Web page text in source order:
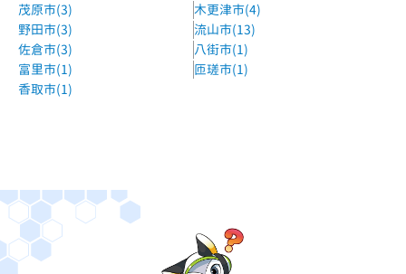
茂原市(3)
木更津市(4)
野田市(3)
流山市(13)
佐倉市(3)
八街市(1)
富里市(1)
匝瑳市(1)
香取市(1)